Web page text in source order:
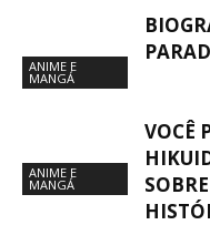
ANIME E
MANGÁ
ANIME E
MANGÁ
VOCÊ